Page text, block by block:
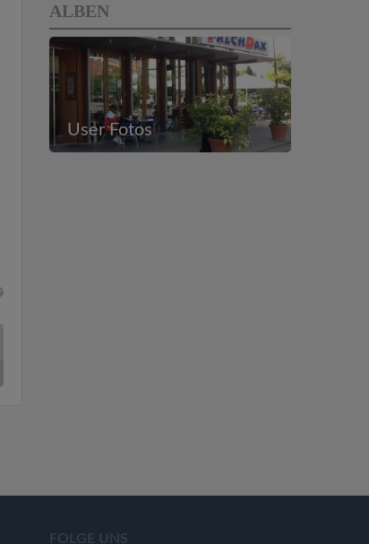
ALBEN
User Fotos
FOLGE UNS